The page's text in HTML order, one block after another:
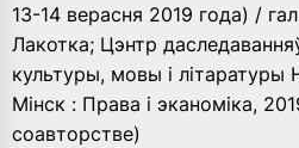
13-14 верасня 2019 года) /
Лакотка; Цэнтр
культуры, мовы і літаратуры
Мінск : Права і эканоміка,
соавторстве)